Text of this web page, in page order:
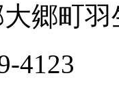
郷町羽
4123